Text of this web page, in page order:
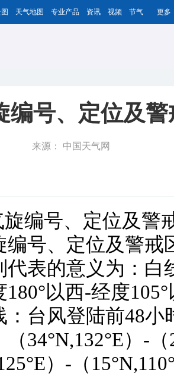
天气地图 专业产品 资讯 视频 节气 更多
编号、定位及
来源： 中国天气网
编号、定位及警
编号、定位及警戒
代表的意义为：白
180°以西-经度
：台风登陆前48小
34°N,132°E）-（
）-（